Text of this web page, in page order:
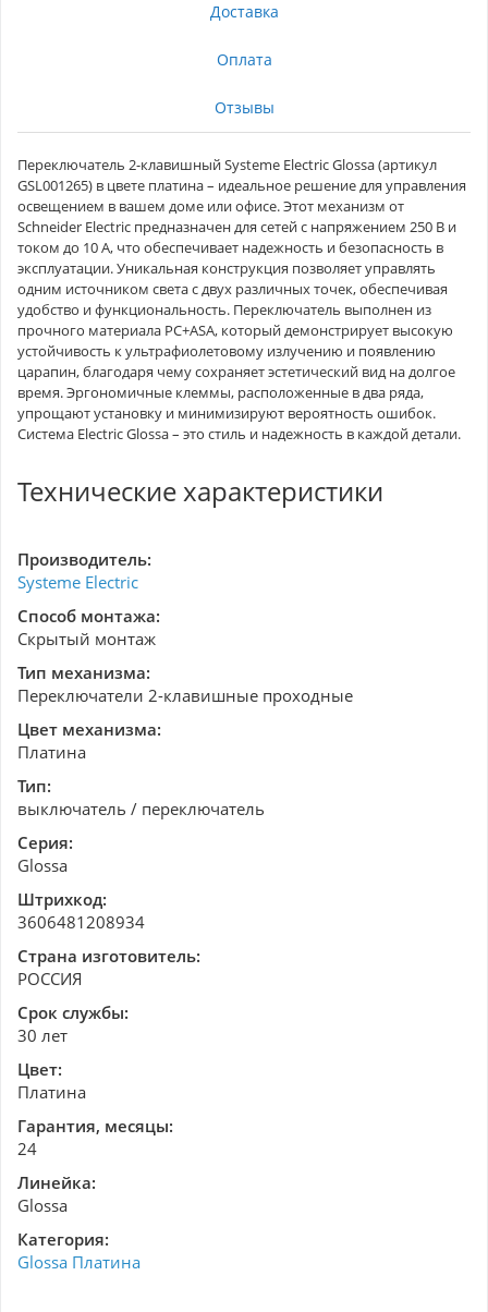
Доставка
Оплата
Отзывы
Переключатель 2-клавишный Systeme Electric Glossa (артикул
GSL001265) в цвете платина – идеальное решение для управления
освещением в вашем доме или офисе. Этот механизм от
Schneider Electric предназначен для сетей с напряжением 250 В и
током до 10 А, что обеспечивает надежность и безопасность в
эксплуатации. Уникальная конструкция позволяет управлять
одним источником света с двух различных точек, обеспечивая
удобство и функциональность. Переключатель выполнен из
прочного материала PС+ASA, который демонстрирует высокую
устойчивость к ультрафиолетовому излучению и появлению
царапин, благодаря чему сохраняет эстетический вид на долгое
время. Эргономичные клеммы, расположенные в два ряда,
упрощают установку и минимизируют вероятность ошибок.
Система Electric Glossa – это стиль и надежность в каждой детали.
Технические характеристики
Производитель:
Systeme Electric
Способ монтажа:
Скрытый монтаж
Тип механизма:
Переключатели 2-клавишные проходные
Цвет механизма:
Платина
Тип:
выключатель / переключатель
Серия:
Glossa
Штрихкод:
3606481208934
Страна изготовитель:
РОССИЯ
Срок службы:
30 лет
Цвет:
Платина
Гарантия, месяцы:
24
Линейка:
Glossa
Категория:
Glossa Платина